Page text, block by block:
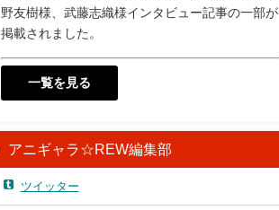
野友樹様、武藤志織様インタビュー記事の一部が
掲載されました。
一覧を見る
アニギャラ☆REW編集部
ツイッター